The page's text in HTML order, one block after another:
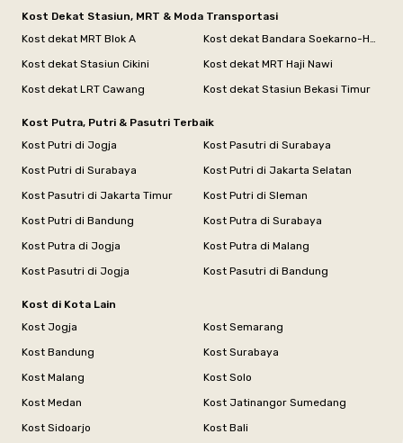
Kost Dekat Stasiun, MRT & Moda Transportasi
Kost dekat MRT Blok A
Kost dekat Bandara Soekarno-Hatta
Kost dekat Stasiun Cikini
Kost dekat MRT Haji Nawi
Kost dekat LRT Cawang
Kost dekat Stasiun Bekasi Timur
Kost Putra, Putri & Pasutri Terbaik
Kost Putri di Jogja
Kost Pasutri di Surabaya
Kost Putri di Surabaya
Kost Putri di Jakarta Selatan
Kost Pasutri di Jakarta Timur
Kost Putri di Sleman
Kost Putri di Bandung
Kost Putra di Surabaya
Kost Putra di Jogja
Kost Putra di Malang
Kost Pasutri di Jogja
Kost Pasutri di Bandung
Kost di Kota Lain
Kost Jogja
Kost Semarang
Kost Bandung
Kost Surabaya
Kost Malang
Kost Solo
Kost Medan
Kost Jatinangor Sumedang
Kost Sidoarjo
Kost Bali